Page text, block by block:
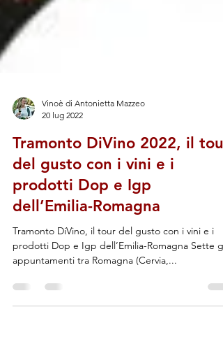
20 lug 2022
Tramonto DiVino 2022, il tour
del gusto con i vini e i
prodotti Dop e Igp
dell’Emilia-Romagna
Tramonto DiVino, il tour del gusto con i vini e i
appuntamenti tra Romagna (Cervia,...